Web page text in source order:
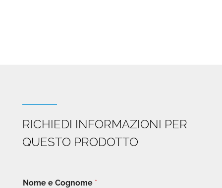
RICHIEDI INFORMAZIONI PER
QUESTO PRODOTTO
Nome e Cognome *